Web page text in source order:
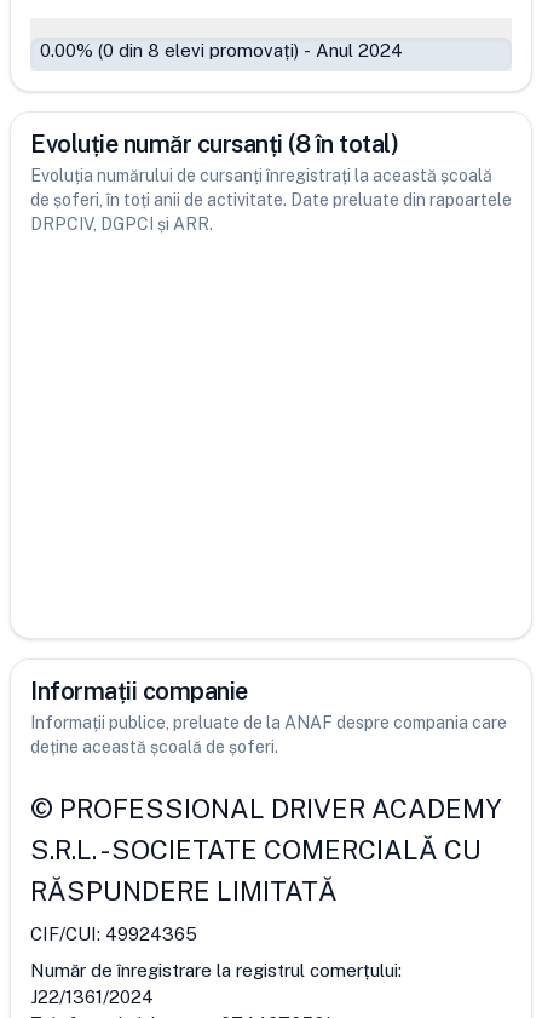
0.00% (0 din 8 elevi promovați) - Anul 2024
Evoluție număr cursanți (8 în total)
Evoluția numărului de cursanți înregistrați la această școală
de șoferi, în toți anii de activitate. Date preluate din rapoartele
DRPCIV, DGPCI și ARR.
Informații companie
Informații publice, preluate de la ANAF despre compania care
deține această școală de șoferi.
© PROFESSIONAL DRIVER ACADEMY
S.R.L.-SOCIETATE COMERCIALĂ CU
RĂSPUNDERE LIMITATĂ
CIF/CUI: 49924365
Număr de înregistrare la registrul comerțului:
J22/1361/2024